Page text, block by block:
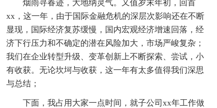
烟雨寻春迹，大地纳灵气。又值岁末年初，回首
xx，这一年，由于国际金融危机的深层次影响还在不断
显现，国际经济复苏缓慢，国内宏观经济增速回落，经
济下行压力和不确定的潜在风险加大，市场严峻复杂；
我们在企业转型升级、变革创新上不断探索、尝试，小
有收获。无论坎坷与收获，这一年有太多值得我们深思
与总结；
下面，我占用大家一点时间，就子公司xx年工作做